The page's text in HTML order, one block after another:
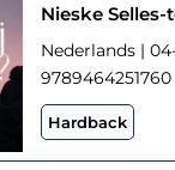
Nieske
Nederlands |
9789464251760
Hardback